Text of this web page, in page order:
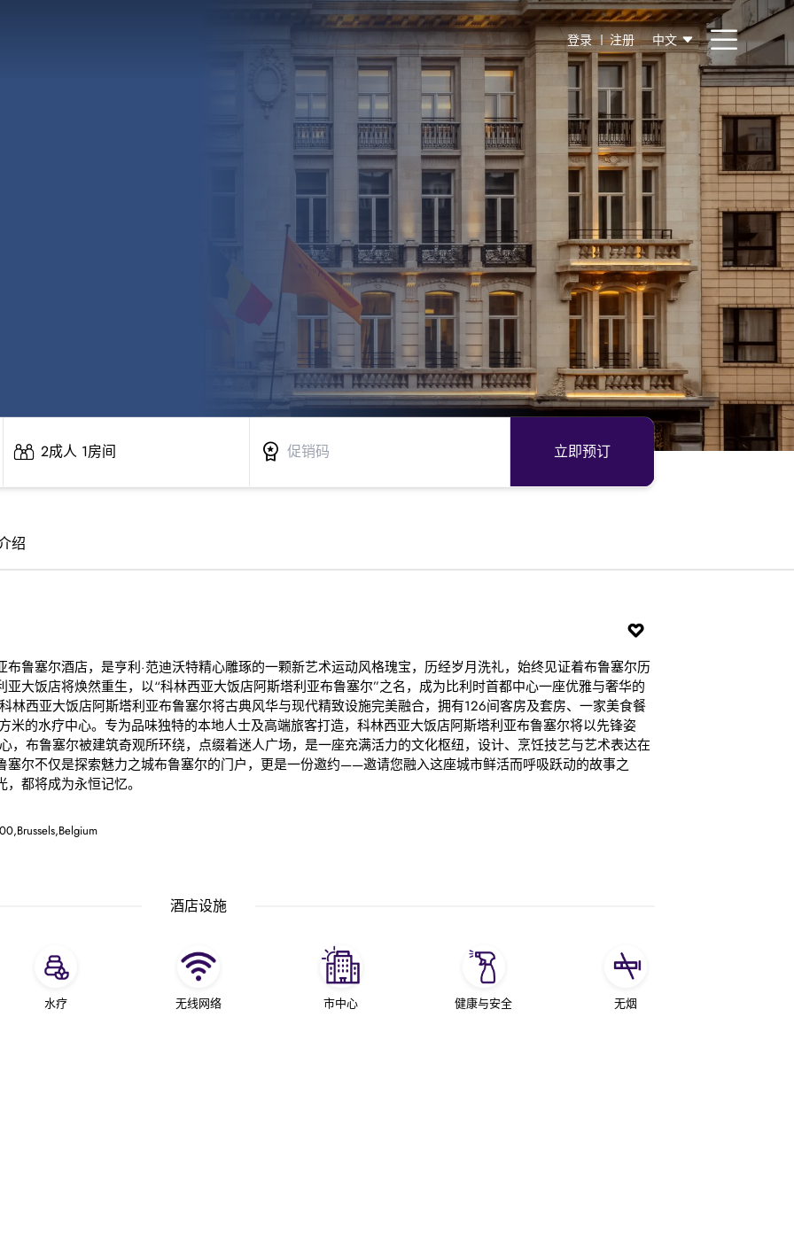
登录 注册 中文
2成人 1房间 立即预订
绍
鲁塞尔酒店，是亨利·范迪沃特精心雕琢的一颗新艺术运动风格瑰宝，历经岁月洗礼，始终见证着布鲁塞尔历
大饭店将焕然重生，以“科林西亚大饭店阿斯塔利亚布鲁塞尔”之名，成为比利时首都中心一座优雅与奢华的
林西亚大饭店阿斯塔利亚布鲁塞尔将古典风华与现代精致设施完美融合，拥有126间客房及套房、一家美食餐
米的水疗中心。专为品味独特的本地人士及高端旅客打造，科林西亚大饭店阿斯塔利亚布鲁塞尔将以先锋姿
，布鲁塞尔被建筑奇观所环绕，点缀着迷人广场，是一座充满活力的文化枢纽，设计、烹饪技艺与艺术表达在
塞尔不仅是探索魅力之城布鲁塞尔的门户，更是一份邀约——邀请您融入这座城市鲜活而呼吸跃动的故事之
都将成为永恒记忆。
酒店设施
水疗 无线网络 市中心 健康与安全 无烟